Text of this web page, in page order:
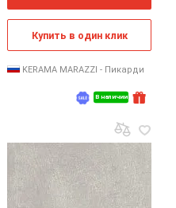
В наличии
Купить в один клик
KERAMA MARAZZI - Пикарди